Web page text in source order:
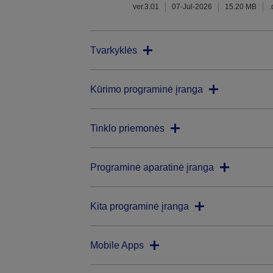
ver.3.01 07-Jul-2026 15.20 MB
Tvarkyklės
Kūrimo programinė įranga
Tinklo priemonės
Programinė aparatinė įranga
Kita programinė įranga
Mobile Apps